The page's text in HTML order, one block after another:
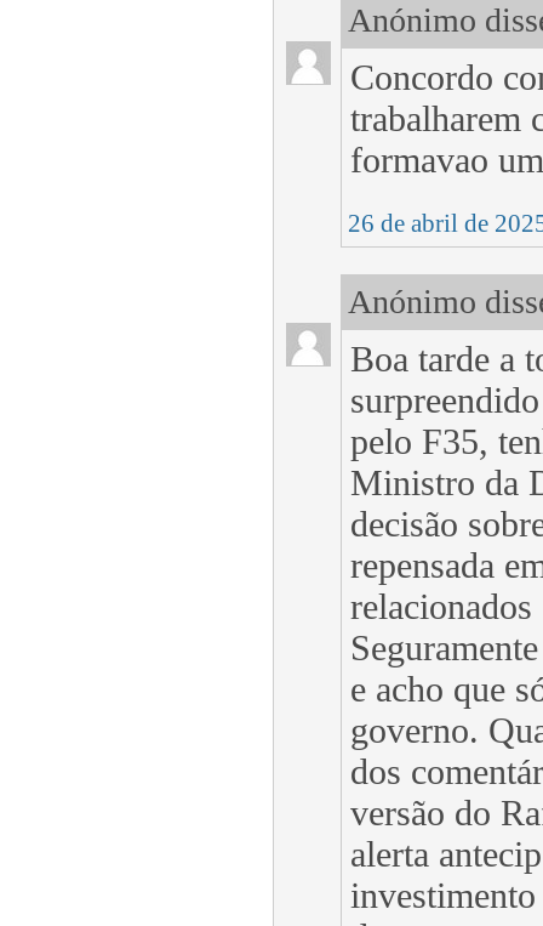
Anónimo
Concordo
trabalharem
formavao
26 de abril de
Anónimo
Boa tarde a
pelo F35,
Ministro da
decisão
repensada
e acho que
governo.
dos
versão do
alerta